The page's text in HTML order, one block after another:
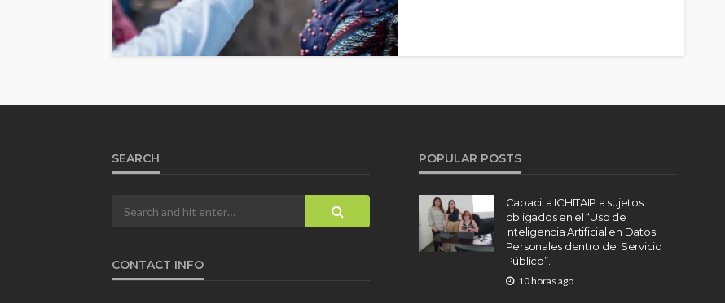
SEARCH
CONTACT INFO
POPULAR POSTS
Capacita ICHITAIP a sujetos
obligados en el “Uso de
Inteligencia Artificial en Datos
Personales dentro del Servicio
Público”.
10 horas ago